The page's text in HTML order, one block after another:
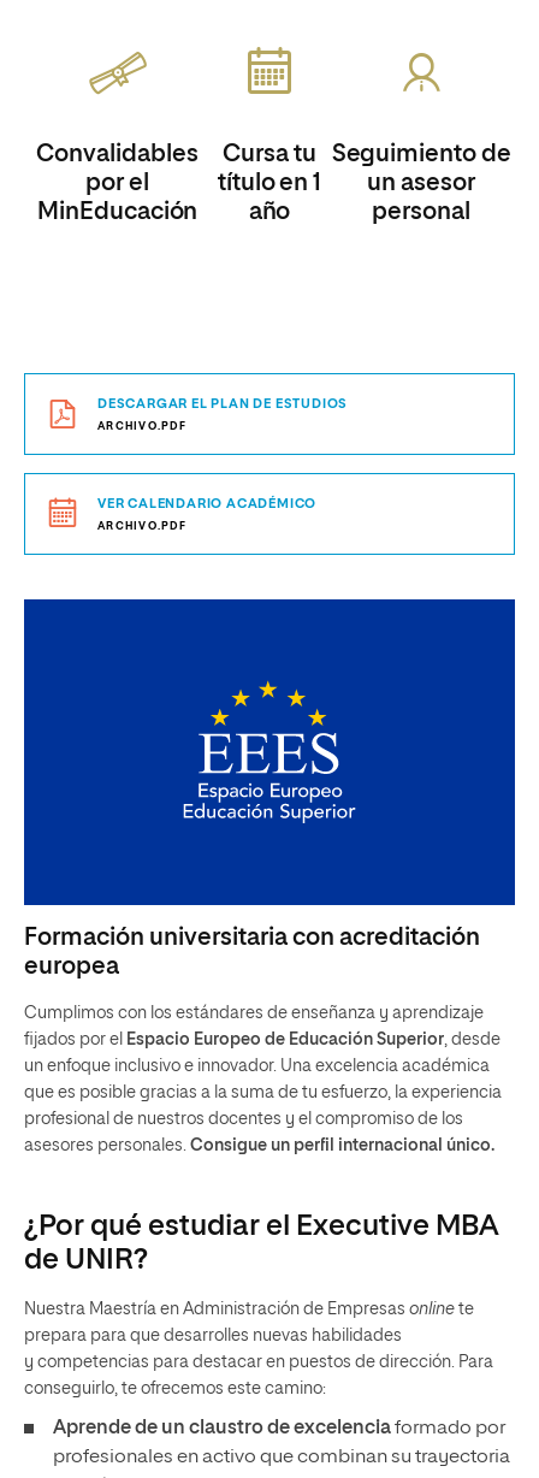
Convalidables
por el
MinEducación
Cursa tu
título en 1
año
Seguimiento de
un asesor
personal
DESCARGAR EL PLAN DE ESTUDIOS
ARCHIVO.PDF
VER CALENDARIO ACADÉMICO
ARCHIVO.PDF
Formación universitaria con acreditación
europea
Cumplimos con los estándares de enseñanza y aprendizaje
fijados por el Espacio Europeo de Educación Superior, desde
un enfoque inclusivo e innovador. Una excelencia académica
que es posible gracias a la suma de tu esfuerzo, la experiencia
profesional de nuestros docentes y el compromiso de los
asesores personales. Consigue un perfil internacional único.
¿Por qué estudiar el Executive MBA
de UNIR?
Nuestra Maestría en Administración de Empresas online te
prepara para que desarrolles nuevas habilidades
y competencias para destacar en puestos de dirección. Para
conseguirlo, te ofrecemos este camino:
Aprende de un claustro de excelenciaformado por
profesionales en activo que combinan su trayectoria